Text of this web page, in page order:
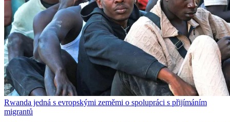
Rwanda jedná s evropskými zeměmi o spolupráci s přijímáním
migrantů